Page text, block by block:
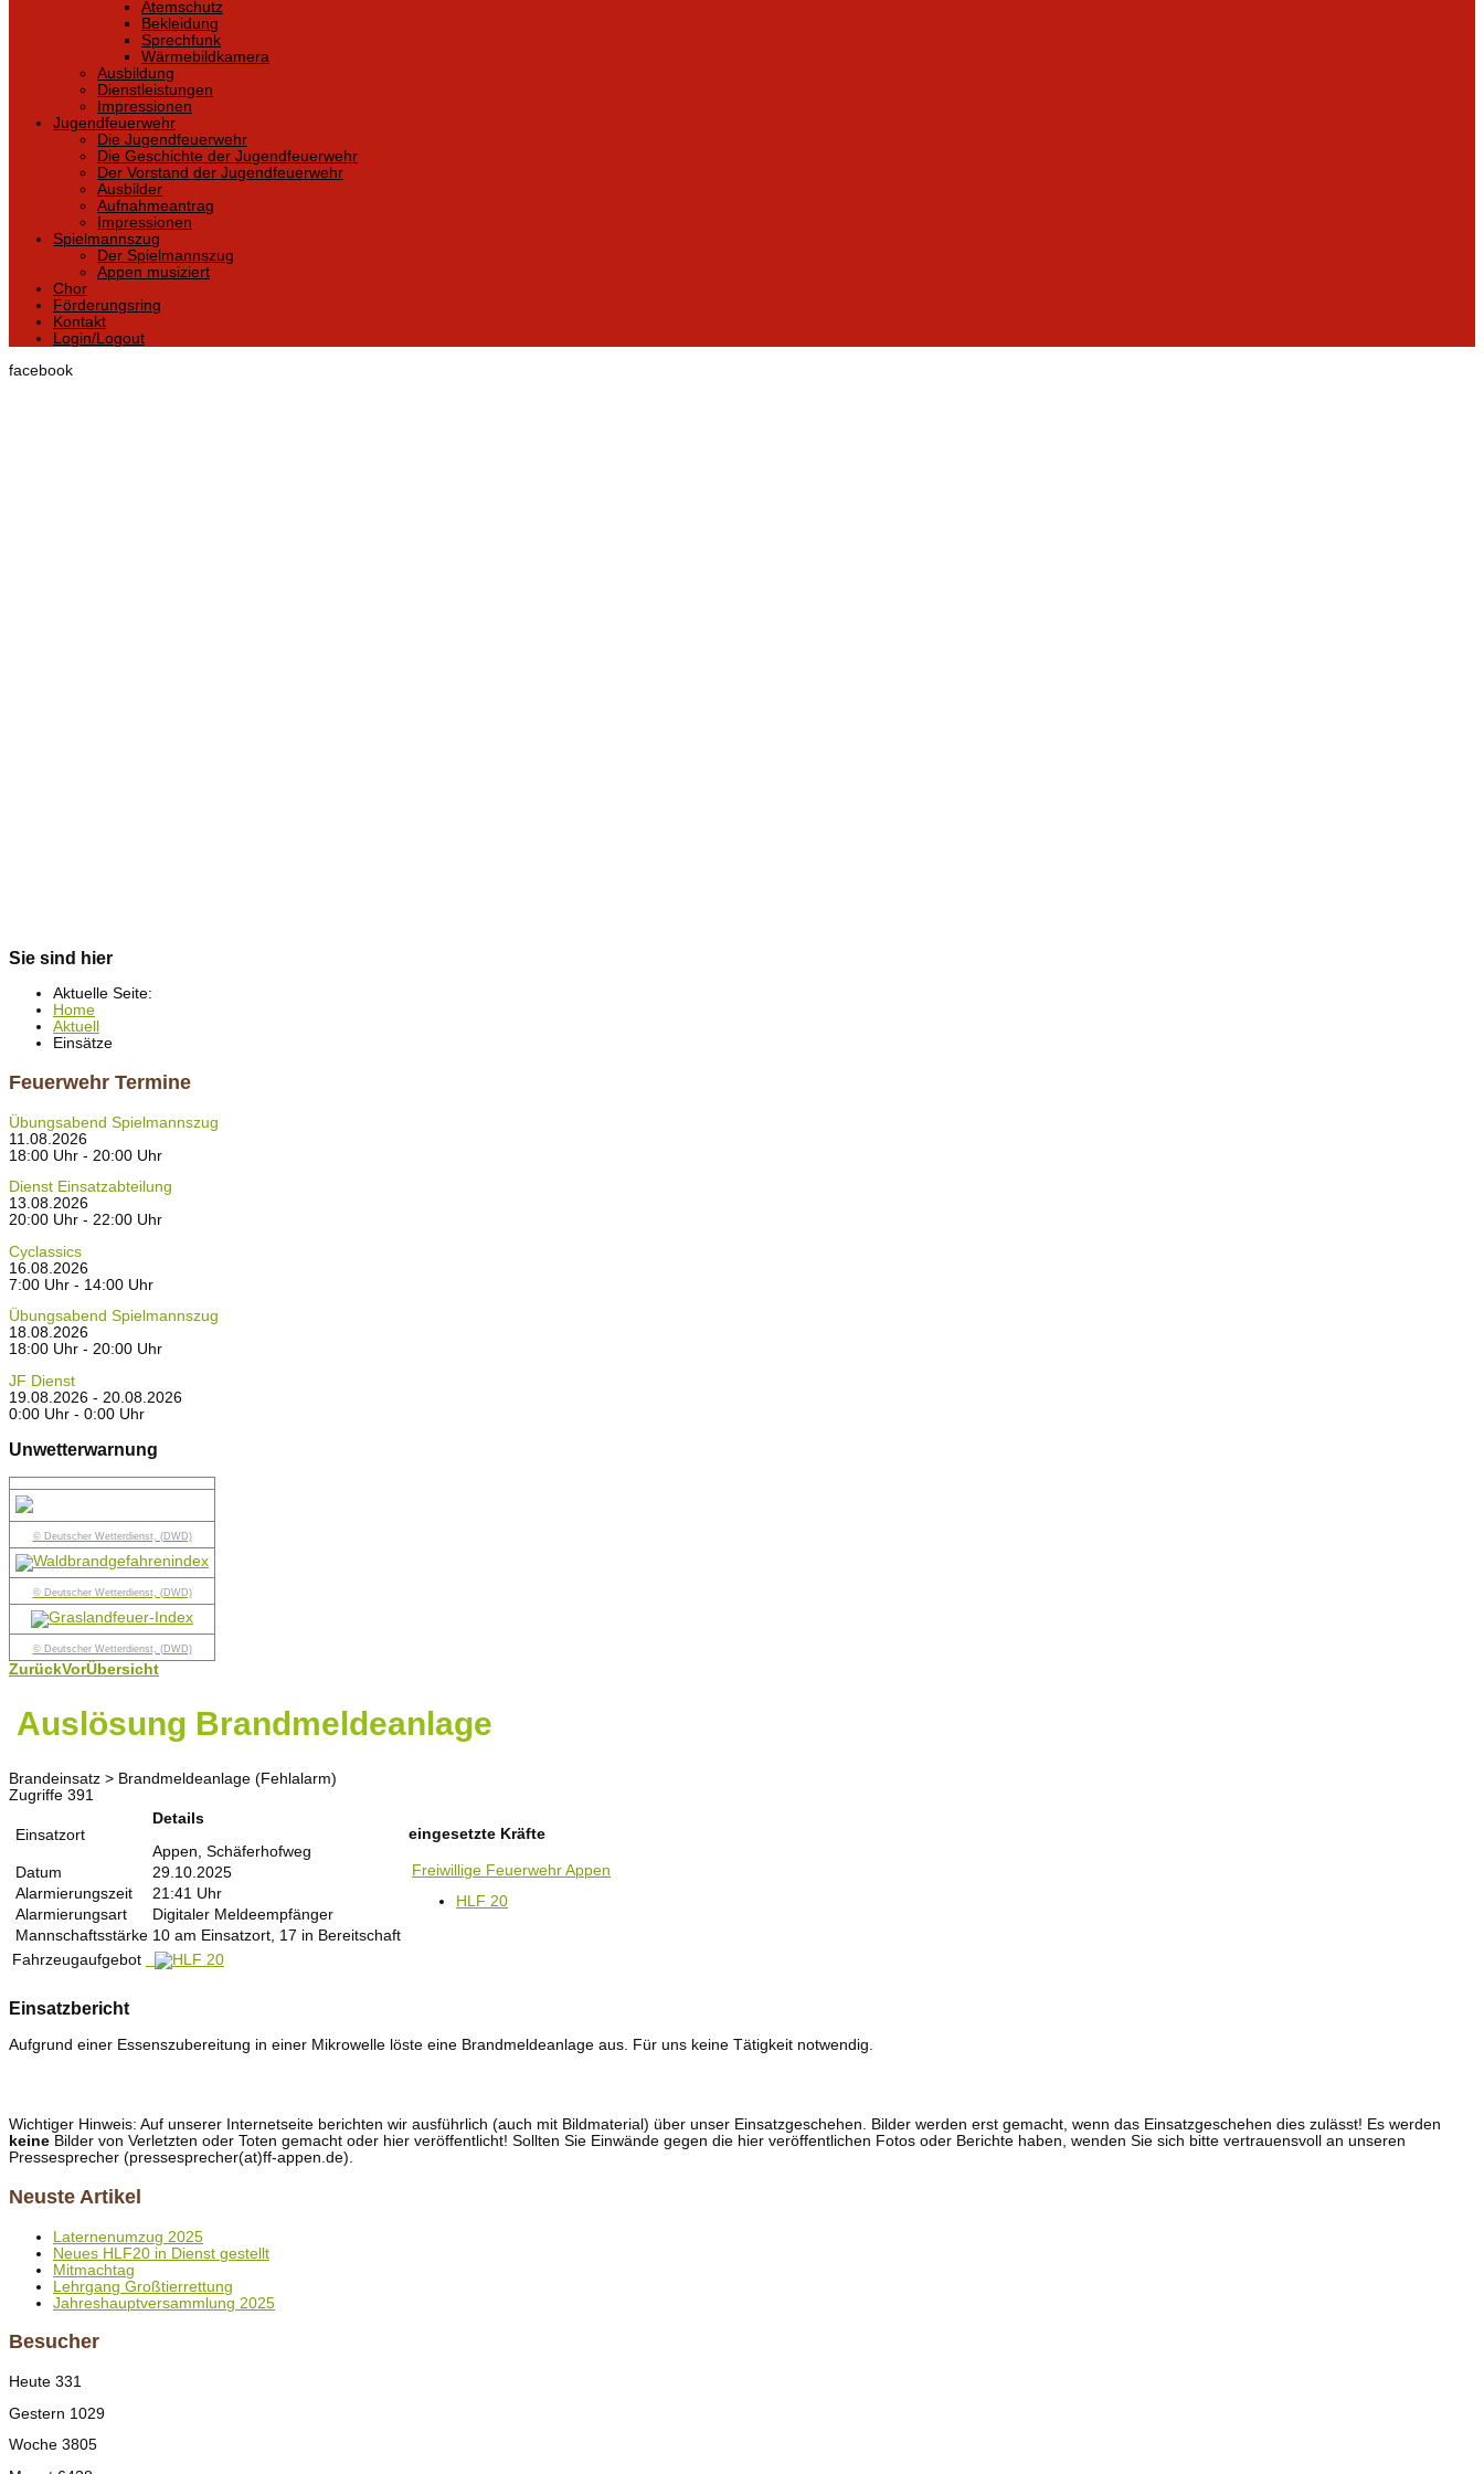
Atemschutz
Bekleidung
Sprechfunk
Wärmebildkamera
Ausbildung
Dienstleistungen
Impressionen
Jugendfeuerwehr
Die Jugendfeuerwehr
Die Geschichte der Jugendfeuerwehr
Der Vorstand der Jugendfeuerwehr
Ausbilder
Aufnahmeantrag
Impressionen
Spielmannszug
Der Spielmannszug
Appen musiziert
Chor
Förderungsring
Kontakt
Login/Logout
facebook
Sie sind hier
Aktuelle Seite:
Home
Aktuell
Einsätze
Feuerwehr Termine
Übungsabend Spielmannszug
11.08.2026
18:00 Uhr - 20:00 Uhr
Dienst Einsatzabteilung
13.08.2026
20:00 Uhr - 22:00 Uhr
Cyclassics
16.08.2026
7:00 Uhr - 14:00 Uhr
Übungsabend Spielmannszug
18.08.2026
18:00 Uhr - 20:00 Uhr
JF Dienst
19.08.2026 - 20.08.2026
0:00 Uhr - 0:00 Uhr
Unwetterwarnung
© Deutscher Wetterdienst, (DWD)
© Deutscher Wetterdienst, (DWD)
© Deutscher Wetterdienst, (DWD)
ZurückVorÜbersicht
Auslösung Brandmeldeanlage
Brandeinsatz > Brandmeldeanlage (Fehlalarm)
Zugriffe 391
Einsatzort
Details
Appen, Schäferhofweg
Datum
29.10.2025
Alarmierungszeit
21:41 Uhr
Alarmierungsart
Digitaler Meldeempfänger
Mannschaftsstärke 10 am Einsatzort, 17 in Bereitschaft
eingesetzte Kräfte
Freiwillige Feuerwehr Appen
HLF 20
Fahrzeugaufgebot
Einsatzbericht
Aufgrund einer Essenszubereitung in einer Mikrowelle löste eine Brandmeldeanlage aus. Für uns keine Tätigkeit notwendig.
Wichtiger Hinweis: Auf unserer Internetseite berichten wir ausführlich (auch mit Bildmaterial) über unser Einsatzgeschehen. Bilder werden erst gemacht, wenn das Einsatzgeschehen dies zulässt! Es werden
keine Bilder von Verletzten oder Toten gemacht oder hier veröffentlicht! Sollten Sie Einwände gegen die hier veröffentlichen Fotos oder Berichte haben, wenden Sie sich bitte vertrauensvoll an unseren
Pressesprecher (pressesprecher(at)ff-appen.de).
Neuste Artikel
Laternenumzug 2025
Neues HLF20 in Dienst gestellt
Mitmachtag
Lehrgang Großtierrettung
Jahreshauptversammlung 2025
Besucher
Heute 331
Gestern 1029
Woche 3805